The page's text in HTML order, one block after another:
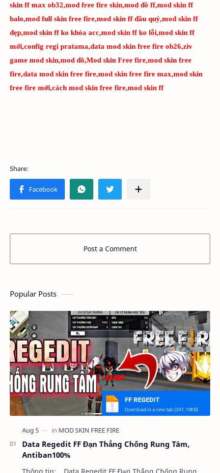
skin ff max ob32,mod free fire skin,mod đồ ff,mod skin ff
balo,mod full skin free fire,mod skin ff đầu quỷ,mod skin ff
đẹp,mod skin ff ko khóa acc,mod skin ff ko lỗi,mod skin ff
mới,config regi pratama,data mod skin free fire ob26,ziv
game mod skin,mod đồ,Mod skin Free fire,mod skin free
fire,data mod skin free fire,mod skin free fire max,mod skin
free fire mới,cách mod skin free fire,mod skin ff
Post a Comment
Popular Posts
Data Regedit FF Đạn Thẳng Chống Rung Tâm,
Antiban100%